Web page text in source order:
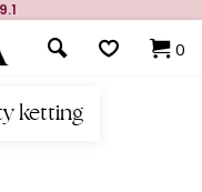
0
ketting